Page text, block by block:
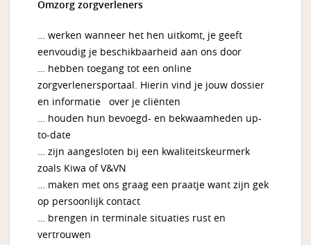
Omzorg zorgverleners
… werken wanneer het hen uitkomt, je geeft
eenvoudig je beschikbaarheid aan ons door
… hebben toegang tot een online
zorgverlenersportaal. Hierin vind je jouw dossier
en informatie over je cliënten
… houden hun bevoegd- en bekwaamheden up-
to-date
… zijn aangesloten bij een kwaliteitskeurmerk
zoals Kiwa of V&VN
… maken met ons graag een praatje want zijn gek
op persoonlijk contact
… brengen in terminale situaties rust en
vertrouwen